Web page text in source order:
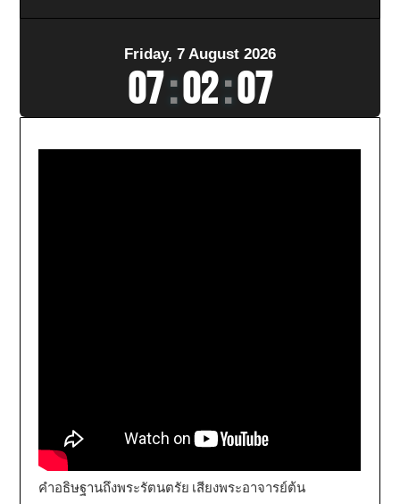
Friday, 7 August 2026
07:02:08
คำอธิษฐานถึงพระรัตนตรัย เสียงพระอาจารย์ต้น